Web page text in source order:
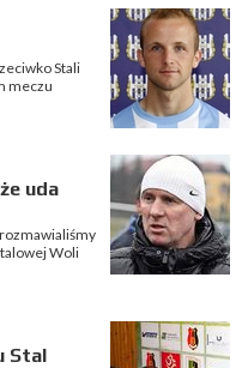
Stali
meczu
uda
Woli
Stal